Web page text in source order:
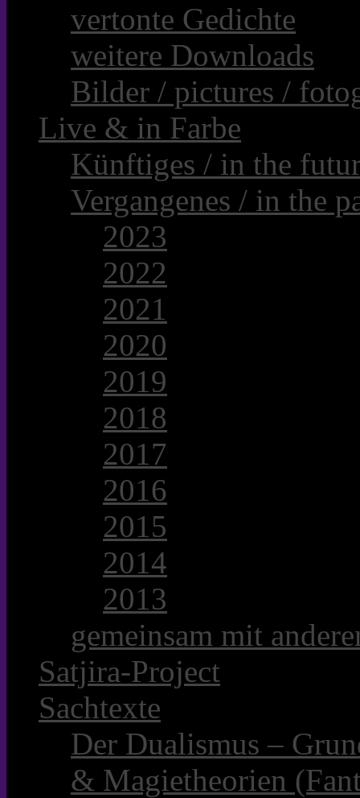
vertonte Gedichte
weitere Downloads
Bilder / pictures /
Live & in Farbe
Künftiges / in the
Vergangenes / in the
2023
2022
2021
2020
2019
2018
2017
2016
2015
2014
2013
gemeinsam mit
Satjira-Project
Sachtexte
Der Dualismus –
& Magietheorien